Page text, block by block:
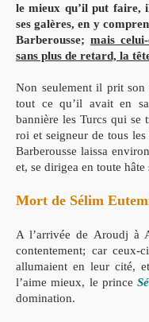
le mieux qu’il put faire,
ses galères, en y
Barberousse; mais
sans plus de retard, la
Non seulement il prit son
tout ce qu’il avait en
bannière les Turcs qui
roi et seigneur de tous
Barberousse laissa
et, se dirigea en toute hâte
Mort de Sélim
A l’arrivée de Aroudj à
contentement; car ceux-
allumaient en leur cité,
l’aime mieux, le prince
domination.